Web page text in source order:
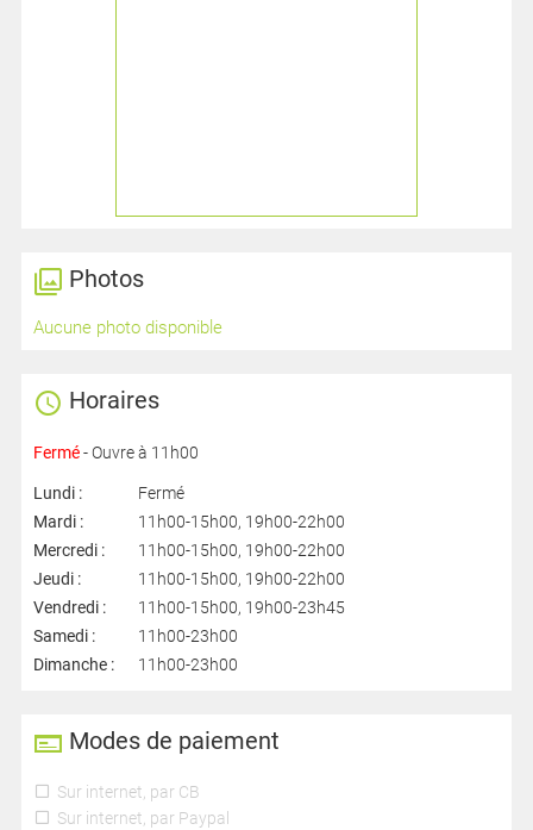
Horaires
Fermé- Ouvre à 11h00
Lundi :
Fermé
Mardi :
11h00-15h00, 19h00-22h00
Mercredi :
11h00-15h00, 19h00-22h00
Jeudi :
11h00-15h00, 19h00-22h00
Vendredi :
11h00-15h00, 19h00-23h45
Samedi :
11h00-23h00
Dimanche :
11h00-23h00
Modes de paiement
Sur internet, par CB
Sur internet, par Paypal
Photos
Aucune photo disponible